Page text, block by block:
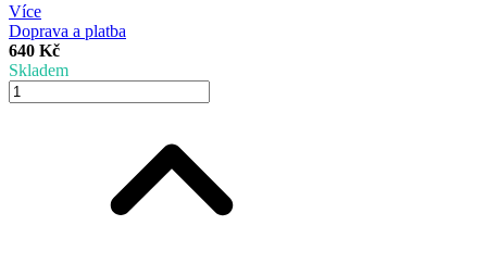
Více
Doprava a platba
640 Kč
Skladem